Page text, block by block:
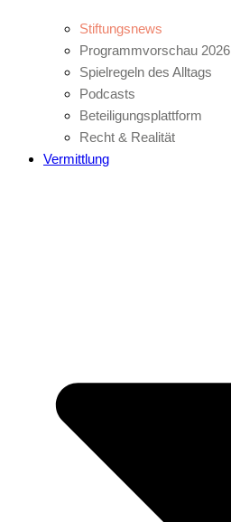
Stiftungsnews
Programmvorschau 2026
Spielregeln des Alltags
Podcasts
Beteiligungsplattform
Recht & Realität
Vermittlung